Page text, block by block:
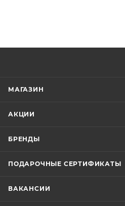
МАГАЗИН
АКЦИИ
БРЕНДЫ
ПОДАРОЧНЫЕ СЕРТИФИКАТЫ
ВАКАНСИИ